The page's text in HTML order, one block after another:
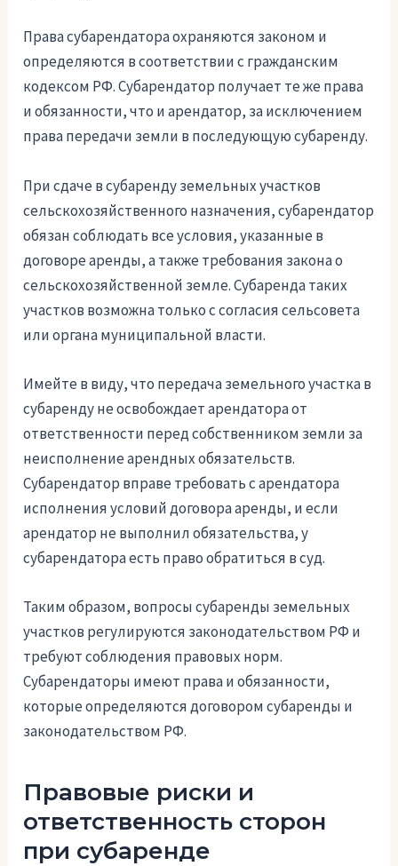
Права субарендатора охраняются законом и
определяются в соответствии с гражданским
кодексом РФ. Субарендатор получает те же права
и обязанности, что и арендатор, за исключением
права передачи земли в последующую субаренду.
При сдаче в субаренду земельных участков
сельскохозяйственного назначения, субарендатор
обязан соблюдать все условия, указанные в
договоре аренды, а также требования закона о
сельскохозяйственной земле. Субаренда таких
участков возможна только с согласия сельсовета
или органа муниципальной власти.
Имейте в виду, что передача земельного участка в
субаренду не освобождает арендатора от
ответственности перед собственником земли за
неисполнение арендных обязательств.
Субарендатор вправе требовать с арендатора
исполнения условий договора аренды, и если
арендатор не выполнил обязательства, у
субарендатора есть право обратиться в суд.
Таким образом, вопросы субаренды земельных
участков регулируются законодательством РФ и
требуют соблюдения правовых норм.
Субарендаторы имеют права и обязанности,
которые определяются договором субаренды и
законодательством РФ.
Правовые риски и
ответственность сторон
при субаренде